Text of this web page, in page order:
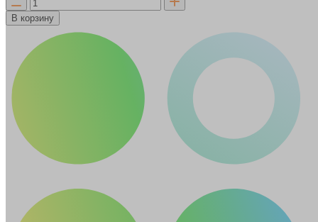
В корзину